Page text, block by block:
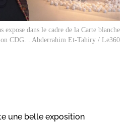
expose dans le cadre de la Carte blanche
CDG. . Abderrahim Et-Tahiry / Le360
une belle exposition